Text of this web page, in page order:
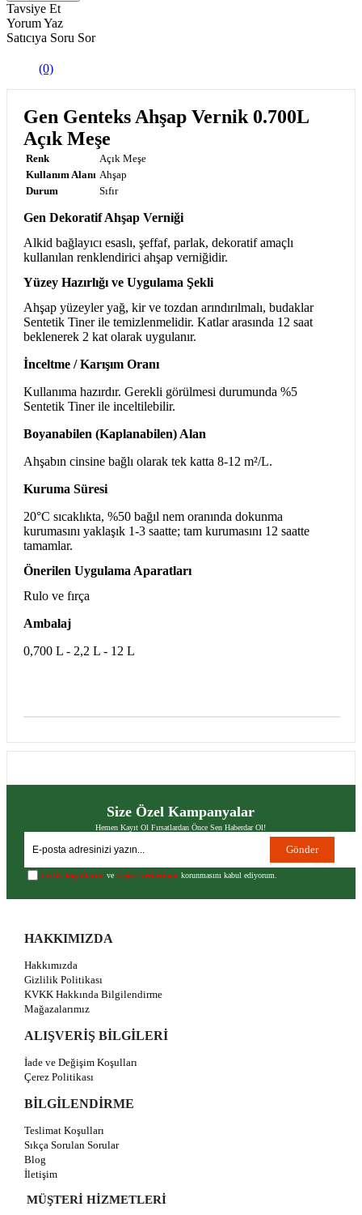
Tavsiye Et
Yorum Yaz
Satıcıya Soru Sor
(0)
Gen Genteks Ahşap Vernik 0.700L
Açık Meşe
Renk
Açık Meşe
Kullanım Alanı Ahşap
Durum
Sıfır
Gen Dekoratif Ahşap Verniği
Alkid bağlayıcı esaslı, şeffaf, parlak, dekoratif amaçlı
kullanılan renklendirici ahşap verniğidir.
Yüzey Hazırlığı ve Uygulama Şekli
Ahşap yüzeyler yağ, kir ve tozdan arındırılmalı, budaklar
Sentetik Tiner ile temizlenmelidir. Katlar arasında 12 saat
beklenerek 2 kat olarak uygulanır.
İnceltme / Karışım Oranı
Kullanıma hazırdır. Gerekli görülmesi durumunda %5
Sentetik Tiner ile inceltilebilir.
Boyanabilen (Kaplanabilen) Alan
Ahşabın cinsine bağlı olarak tek katta 8-12 m²/L.
Kuruma Süresi
20°C sıcaklıkta, %50 bağıl nem oranında dokunma
kurumasını yaklaşık 1-3 saatte; tam kurumasını 12 saatte
tamamlar.
Önerilen Uygulama Aparatları
Rulo ve fırça
Ambalaj
0,700 L - 2,2 L - 12 L
Size Özel Kampanyalar
Hemen Kayıt Ol Fırsatlardan Önce Sen Haberdar Ol!
Gönder
Üyelik koşullarınıve kişisel verilerimin korunmasını kabul ediyorum.
HAKKIMIZDA
Hakkımızda
Gizlilik Politikası
KVKK Hakkında Bilgilendirme
Mağazalarımız
ALIŞVERİŞ BİLGİLERİ
İade ve Değişim Koşulları
Çerez Politikası
BİLGİLENDİRME
Teslimat Koşulları
Sıkça Sorulan Sorular
Blog
İletişim
MÜŞTERİ HİZMETLERİ